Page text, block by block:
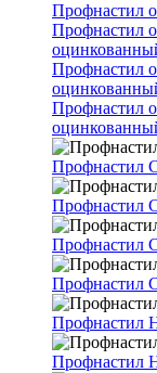
Профнастил
Профнастил
Профнастил
Профнастил
Профнастил
Профнастил
Профнастил
Профнастил
Профнастил
Профнастил